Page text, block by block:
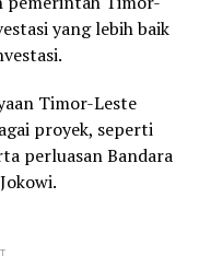
yang lebih baik
Timor-Leste
proyek, seperti
perluasan Bandara